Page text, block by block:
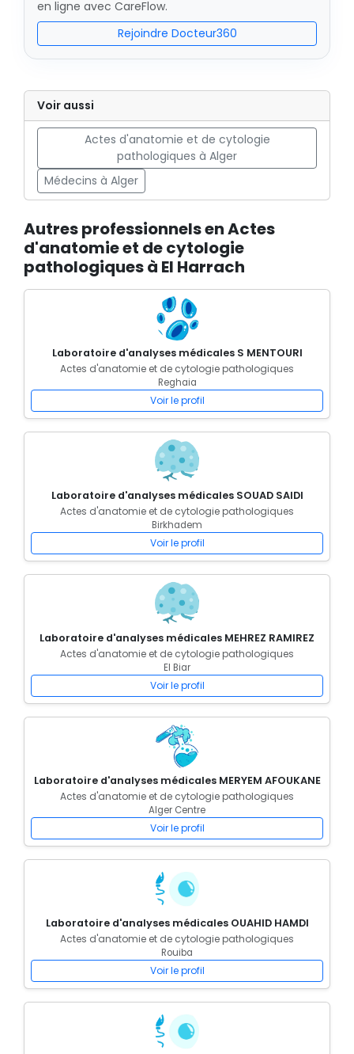
en ligne avec CareFlow.
Rejoindre Docteur360
Voir aussi
Actes d'anatomie et de cytologie
pathologiques à Alger
Médecins à Alger
Autres professionnels en Actes
d'anatomie et de cytologie
pathologiques à El Harrach
Laboratoire d'analyses médicales S MENTOURI
Actes d'anatomie et de cytologie pathologiques
Reghaia
Voir le profil
Laboratoire d'analyses médicales SOUAD SAIDI
Actes d'anatomie et de cytologie pathologiques
Birkhadem
Voir le profil
Laboratoire d'analyses médicales MEHREZ RAMIREZ
Actes d'anatomie et de cytologie pathologiques
El Biar
Voir le profil
Laboratoire d'analyses médicales MERYEM AFOUKANE
Actes d'anatomie et de cytologie pathologiques
Alger Centre
Voir le profil
Laboratoire d'analyses médicales OUAHID HAMDI
Actes d'anatomie et de cytologie pathologiques
Rouiba
Voir le profil